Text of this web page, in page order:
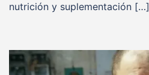
nutrición y suplementación […]